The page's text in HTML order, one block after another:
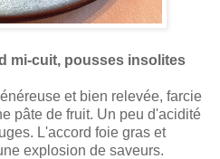
mi-cuit, pousses insolites
et bien relevée, farcie
pâte de fruit. Un peu d'acidité
L'accord foie gras et
explosion de saveurs.